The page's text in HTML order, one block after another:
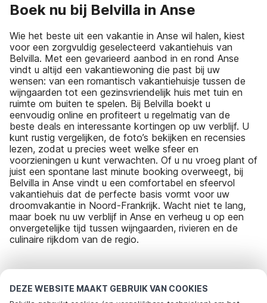
DEZE WEBSITE MAAKT GEBRUIK VAN COOKIES
Boek nu bij Belvilla in Anse
Wie het beste uit een vakantie in Anse wil halen, kiest
voor een zorgvuldig geselecteerd vakantiehuis van
Belvilla. Met een gevarieerd aanbod in en rond Anse
vindt u altijd een vakantiewoning die past bij uw
wensen: van een romantisch vakantiehuisje tussen de
wijngaarden tot een gezinsvriendelijk huis met tuin en
ruimte om buiten te spelen. Bij Belvilla boekt u
eenvoudig online en profiteert u regelmatig van de
beste deals en interessante kortingen op uw verblijf. U
kunt rustig vergelijken, de foto’s bekijken en recensies
lezen, zodat u precies weet welke sfeer en
voorzieningen u kunt verwachten. Of u nu vroeg plant of
juist een spontane last minute booking overweegt, bij
Belvilla in Anse vindt u een comfortabel en sfeervol
vakantiehuis dat de perfecte basis vormt voor uw
droomvakantie in Noord-Frankrijk. Wacht niet te lang,
maar boek nu uw verblijf in Anse en verheug u op een
onvergetelijke tijd tussen wijngaarden, rivieren en de
culinaire rijkdom van de regio.
Meest populaire bestemmingen voor